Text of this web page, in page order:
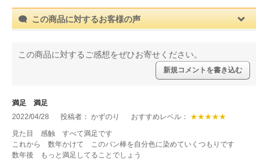
この商品に対するお客様の声
この商品に対するご感想をぜひお寄せください。
新規コメントを書き込む
満足 満足
2022/04/28
投稿者： かずのり おすすめレベル：
★★★★★
見た目 感触 すべて満足です
これから 数年かけて このパン棒を自分色に染めていくつもりです
数年後 もっと満足してることでしょう